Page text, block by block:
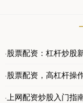
·股票配资：杠杆炒股
·股票配资，高杠杆操
·上网配资炒股入门指